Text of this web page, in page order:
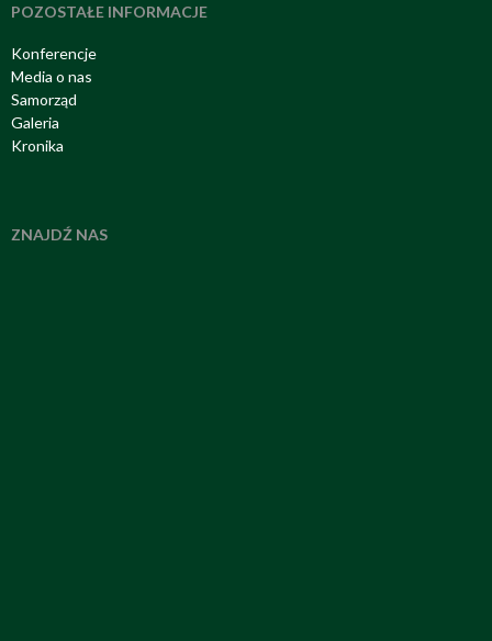
POZOSTAŁE INFORMACJE
Konferencje
Media o nas
Samorząd
Galeria
Kronika
ZNAJDŹ NAS